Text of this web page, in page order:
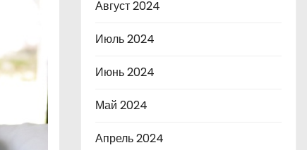
Август 2024
Июль 2024
Июнь 2024
Май 2024
Апрель 2024